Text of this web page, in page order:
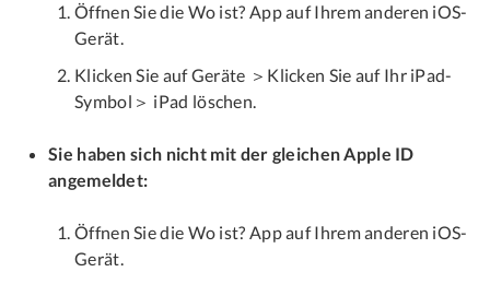
Öffnen Sie die Wo ist? App auf Ihrem anderen iOS-
Gerät.
Klicken Sie auf Geräte ＞Klicken Sie auf Ihr iPad-
Symbol＞ iPad löschen.
Sie haben sich nicht mit der gleichen Apple ID
angemeldet:
Öffnen Sie die Wo ist? App auf Ihrem anderen iOS-
Gerät.